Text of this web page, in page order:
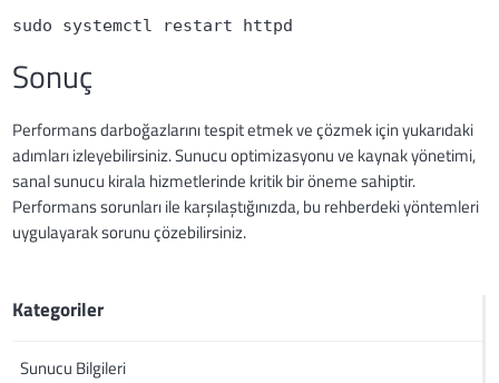
sudo systemctl restart httpd
Sonuç
Performans darboğazlarını tespit etmek ve çözmek için yukarıdaki
adımları izleyebilirsiniz. Sunucu optimizasyonu ve kaynak yönetimi,
sanal sunucu kirala hizmetlerinde kritik bir öneme sahiptir.
Performans sorunları ile karşılaştığınızda, bu rehberdeki yöntemleri
uygulayarak sorunu çözebilirsiniz.
Kategoriler
Sunucu Bilgileri